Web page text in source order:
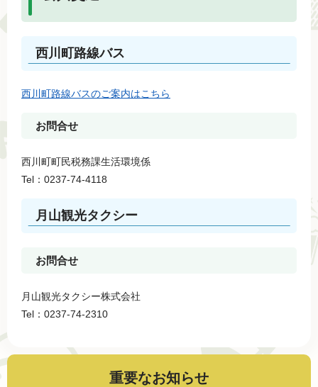
西川町路線バス
西川町路線バスのご案内はこちら
お問合せ
西川町町民税務課生活環境係
Tel：0237-74-4118
月山観光タクシー
お問合せ
月山観光タクシー株式会社
Tel：0237-74-2310
重要なお知らせ